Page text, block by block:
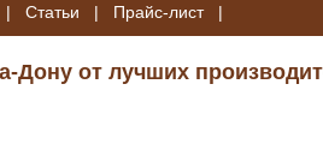
| Статьи | Прайс-лист |
Дону от лучших